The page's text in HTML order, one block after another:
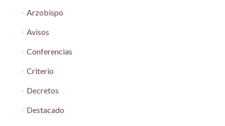
Arzobispo
Avisos
Conferencias
Criterio
Decretos
Destacado